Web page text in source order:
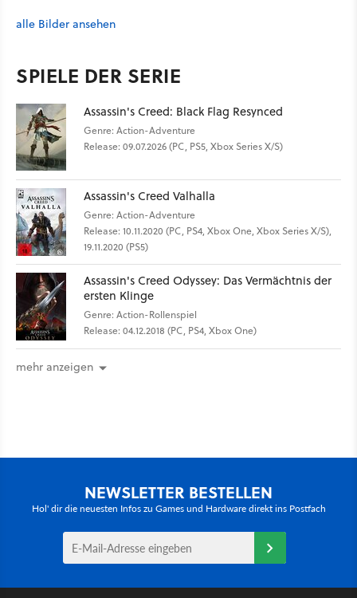
alle Bilder ansehen
SPIELE DER SERIE
Assassin's Creed: Black Flag Resynced
Genre: Action-Adventure
Release: 09.07.2026 (PC, PS5, Xbox Series X/S)
Assassin's Creed Valhalla
Genre: Action-Adventure
Release: 10.11.2020 (PC, PS4, Xbox One, Xbox Series X/S),
19.11.2020 (PS5)
Assassin's Creed Odyssey: Das Vermächtnis der
ersten Klinge
Genre: Action-Rollenspiel
Release: 04.12.2018 (PC, PS4, Xbox One)
mehr anzeigen
NEWSLETTER BESTELLEN
Hol' dir die neuesten Infos zu Games und Hardware direkt ins Postfach